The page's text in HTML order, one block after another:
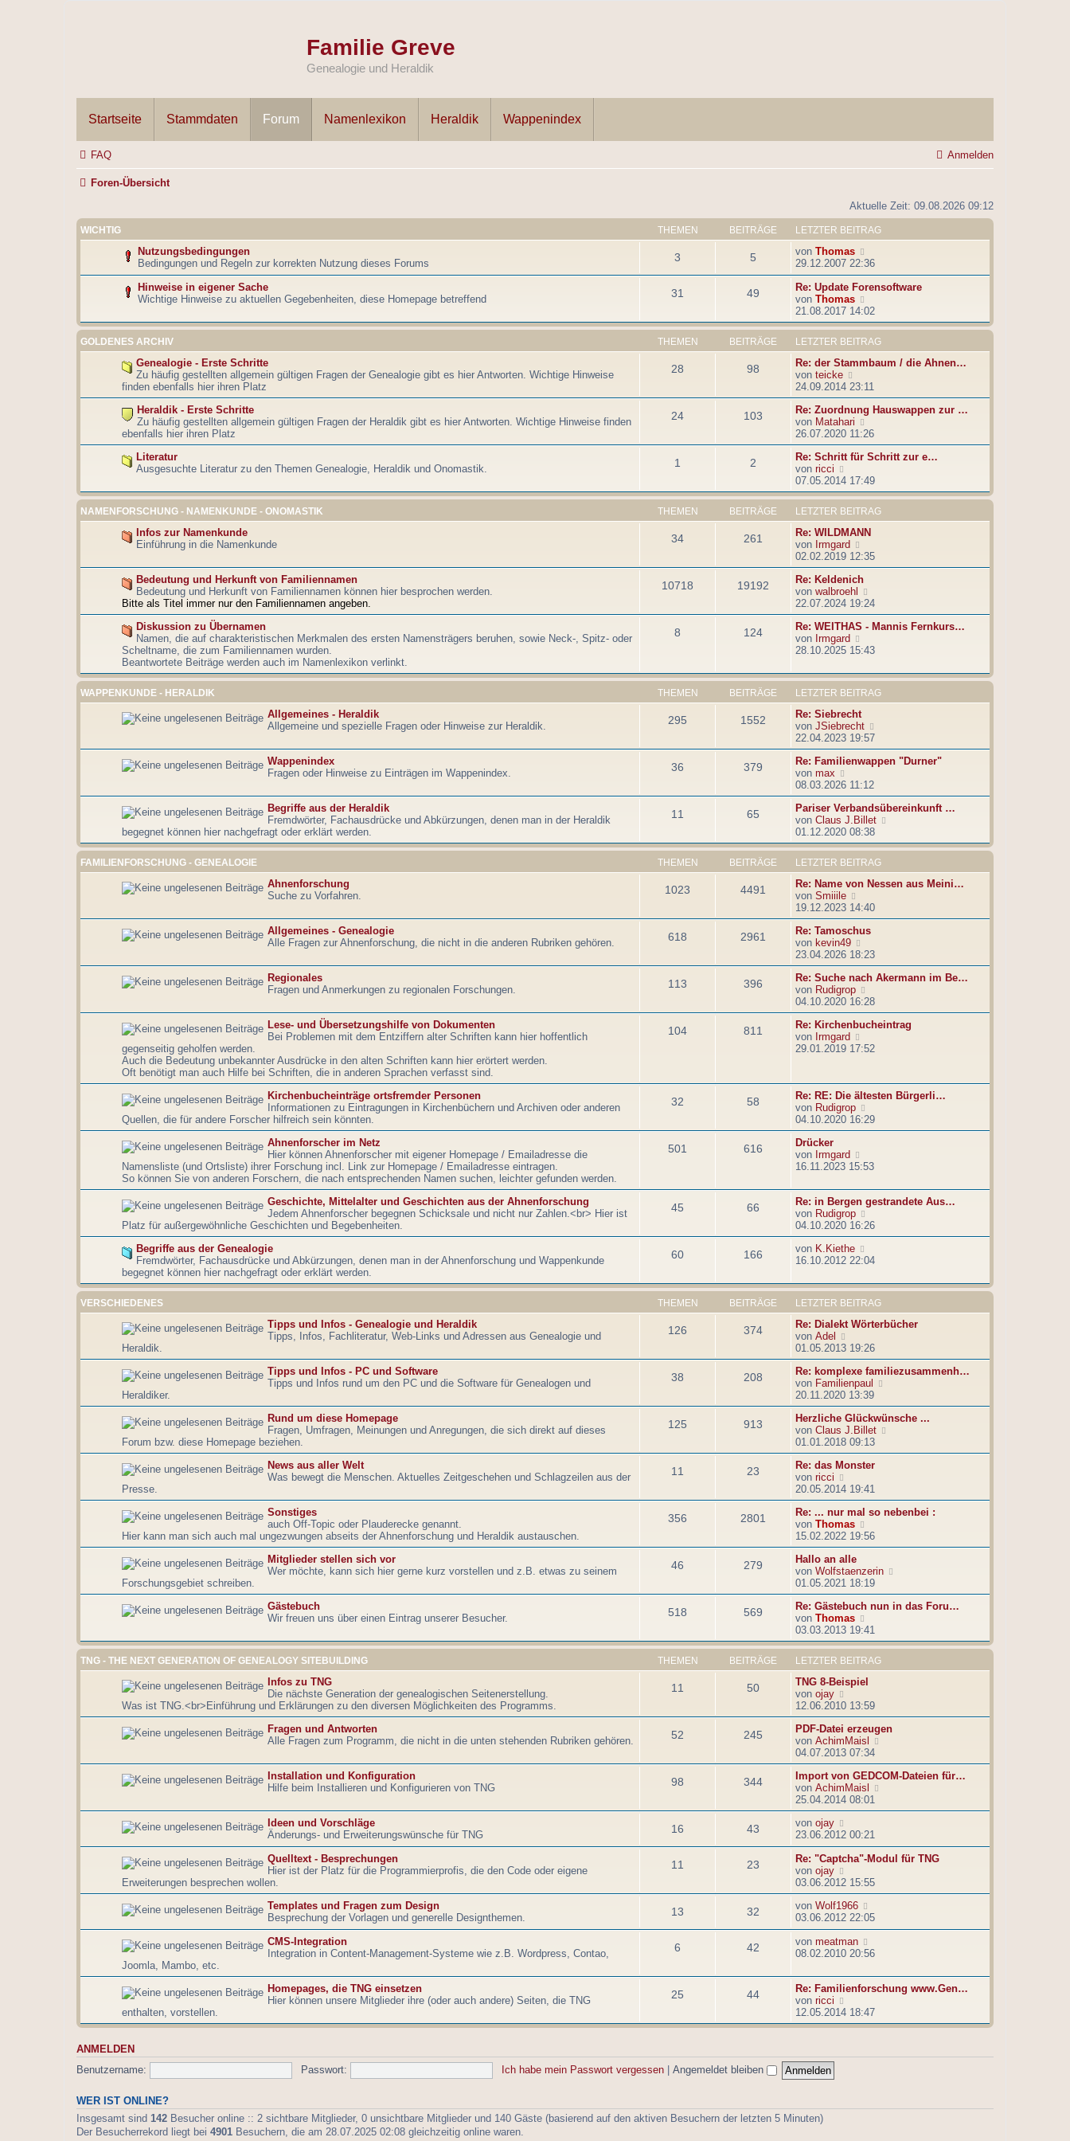
Familie Greve
Genealogie und Heraldik
Startseite Stammdaten Forum Namenlexikon Heraldik Wappenindex
FAQ Anmelden
Foren-Übersicht
Aktuelle Zeit: 09.08.2026 09:12
WICHTIG THEMEN BEITRÄGE LETZTER BEITRAG
Nutzungsbedingungen
Bedingungen und Regeln zur korrekten Nutzung dieses Forums
3 5 von Thomas
e
u
e
t
e
r
B
e
i
t
r
a
g
29.12.2007 22:36
Hinweise in eigener Sache
Wichtige Hinweise zu aktuellen Gegebenheiten, diese Homepage betreffend
31 49
Re: Update Forensoftware
von Thomas
e
u
e
s
t
e
r
B
e
i
t
r
a
21.08.2017 14:02
GOLDENES ARCHIV THEMEN BEITRÄGE LETZTER BEITRAG
Genealogie - Erste Schritte
Zu häufig gestellten allgemein gültigen Fragen der Genealogie gibt es hier Antworten. Wichtige Hinweise
finden ebenfalls hier ihren Platz
28 98
Re: der Stammbaum / die Ahnen…
von teicke
e
u
e
s
t
e
r
e
i
t
r
a
g
24.09.2014 23:11
Heraldik - Erste Schritte
Zu häufig gestellten allgemein gültigen Fragen der Heraldik gibt es hier Antworten. Wichtige Hinweise finden
ebenfalls hier ihren Platz
24 103
Re: Zuordnung Hauswappen zur …
von Matahari
e
u
e
t
e
B
e
i
t
r
26.07.2020 11:26
Literatur
Ausgesuchte Literatur zu den Themen Genealogie, Heraldik und Onomastik.
1 2
Re: Schritt für Schritt zur e…
von ricci
e
u
e
s
t
e
r
B
e
i
t
a
g
07.05.2014 17:49
NAMENFORSCHUNG - NAMENKUNDE - ONOMASTIK THEMEN BEITRÄGE LETZTER BEITRAG
Infos zur Namenkunde
Einführung in die Namenkunde
34 261
Re: WILDMANN
von Irmgard
e
u
e
s
t
e
r
e
t
r
a
02.02.2019 12:35
Bedeutung und Herkunft von Familiennamen
Bedeutung und Herkunft von Familiennamen können hier besprochen werden.
Bitte als Titel immer nur den Familiennamen angeben.
10718 19192
Re: Keldenich
von walbroehl
e
u
e
t
r
e
t
r
a
g
22.07.2024 19:24
Diskussion zu Übernamen
Namen, die auf charakteristischen Merkmalen des ersten Namensträgers beruhen, sowie Neck-, Spitz- oder
Scheltname, die zum Familiennamen wurden.
Beantwortete Beiträge werden auch im Namenlexikon verlinkt.
8 124
Re: WEITHAS - Mannis Fernkurs…
von Irmgard
e
e
s
t
r
B
e
i
t
r
a
g
28.10.2025 15:43
WAPPENKUNDE - HERALDIK THEMEN BEITRÄGE LETZTER BEITRAG
Allgemeines - Heraldik
Allgemeine und spezielle Fragen oder Hinweise zur Heraldik.
295 1552
Re: Siebrecht
von JSiebrecht
u
e
e
r
B
i
t
r
a
22.04.2023 19:57
Wappenindex
Fragen oder Hinweise zu Einträgen im Wappenindex.
36 379
Re: Familienwappen "Durner"
von max
e
u
e
s
t
e
B
e
i
t
r
a
g
08.03.2026 11:12
Begriffe aus der Heraldik
Fremdwörter, Fachausdrücke und Abkürzungen, denen man in der Heraldik
begegnet können hier nachgefragt oder erklärt werden.
11 65
Pariser Verbandsübereinkunft …
von Claus J.Billet
u
e
e
a
01.12.2020 08:38
FAMILIENFORSCHUNG - GENEALOGIE THEMEN BEITRÄGE LETZTER BEITRAG
Ahnenforschung
Suche zu Vorfahren.
1023 4491
Re: Name von Nessen aus Meini…
von Smiiile
e
u
e
s
t
e
r
B
e
i
t
r
a
19.12.2023 14:40
Allgemeines - Genealogie
Alle Fragen zur Ahnenforschung, die nicht in die anderen Rubriken gehören.
618 2961
Re: Tamoschus
von kevin49
e
u
e
s
t
e
r
e
r
a
g
23.04.2026 18:23
Regionales
Fragen und Anmerkungen zu regionalen Forschungen.
113 396
Re: Suche nach Akermann im Be…
von Rudigrop
e
u
e
t
B
e
t
r
04.10.2020 16:28
Lese- und Übersetzungshilfe von Dokumenten
Bei Problemen mit dem Entziffern alter Schriften kann hier hoffentlich
gegenseitig geholfen werden.
Auch die Bedeutung unbekannter Ausdrücke in den alten Schriften kann hier erörtert werden.
Oft benötigt man auch Hilfe bei Schriften, die in anderen Sprachen verfasst sind.
104 811
Re: Kirchenbucheintrag
von Irmgard
e
s
t
e
r
B
t
a
g
29.01.2019 17:52
Kirchenbucheinträge ortsfremder Personen
Informationen zu Eintragungen in Kirchenbüchern und Archiven oder anderen
Quellen, die für andere Forscher hilfreich sein könnten.
32 58
Re: RE: Die ältesten Bürgerli…
von Rudigrop
e
u
t
r
B
i
t
a
04.10.2020 16:29
Ahnenforscher im Netz
Hier können Ahnenforscher mit eigener Homepage / Emailadresse die
Namensliste (und Ortsliste) ihrer Forschung incl. Link zur Homepage / Emailadresse eintragen.
So können Sie von anderen Forschern, die nach entsprechenden Namen suchen, leichter gefunden werden.
501 616
Drücker
von Irmgard
e
e
s
t
e
r
B
e
t
r
a
g
16.11.2023 15:53
Geschichte, Mittelalter und Geschichten aus der Ahnenforschung
Jedem Ahnenforscher begegnen Schicksale und nicht nur Zahlen.<br> Hier ist
Platz für außergewöhnliche Geschichten und Begebenheiten.
45 66
Re: in Bergen gestrandete Aus…
von Rudigrop
e
u
s
e
B
e
i
t
r
a
g
04.10.2020 16:26
Begriffe aus der Genealogie
Fremdwörter, Fachausdrücke und Abkürzungen, denen man in der Ahnenforschung und Wappenkunde
begegnet können hier nachgefragt oder erklärt werden.
60 166 von K.Kiethe
e
e
s
t
e
r
B
e
i
t
r
a
g
16.10.2012 22:04
VERSCHIEDENES THEMEN BEITRÄGE LETZTER BEITRAG
Tipps und Infos - Genealogie und Heraldik
Tipps, Infos, Fachliteratur, Web-Links und Adressen aus Genealogie und
Heraldik.
126 374
Re: Dialekt Wörterbücher
von Adel
e
u
e
s
t
e
r
B
e
i
t
a
g
01.05.2013 19:26
Tipps und Infos - PC und Software
Tipps und Infos rund um den PC und die Software für Genealogen und
Heraldiker.
38 208
Re: komplexe familiezusammenh…
von Familienpaul
u
e
e
i
t
g
20.11.2020 13:39
Rund um diese Homepage
Fragen, Umfragen, Meinungen und Anregungen, die sich direkt auf dieses
Forum bzw. diese Homepage beziehen.
125 913
Herzliche Glückwünsche ...
von Claus J.Billet
u
e
r
i
r
g
01.01.2018 09:13
News aus aller Welt
Was bewegt die Menschen. Aktuelles Zeitgeschehen und Schlagzeilen aus der
Presse.
11 23
Re: das Monster
von ricci
e
u
e
s
e
B
e
i
t
r
a
g
20.05.2014 19:41
Sonstiges
auch Off-Topic oder Plauderecke genannt.
Hier kann man sich auch mal ungezwungen abseits der Ahnenforschung und Heraldik austauschen.
356 2801
Re: ... nur mal so nebenbei :
von Thomas
e
u
s
t
e
r
e
i
t
r
a
15.02.2022 19:56
Mitglieder stellen sich vor
Wer möchte, kann sich hier gerne kurz vorstellen und z.B. etwas zu seinem
Forschungsgebiet schreiben.
46 279
Hallo an alle
von Wolfstaenzerin
u
e
e
01.05.2021 18:19
Gästebuch
Wir freuen uns über einen Eintrag unserer Besucher.
518 569
Re: Gästebuch nun in das Foru…
von Thomas
e
u
e
s
t
e
r
B
e
i
t
r
a
g
03.03.2013 19:41
TNG - THE NEXT GENERATION OF GENEALOGY SITEBUILDING THEMEN BEITRÄGE LETZTER BEITRAG
Infos zu TNG
Die nächste Generation der genealogischen Seitenerstellung.
Was ist TNG.<br>Einführung und Erklärungen zu den diversen Möglichkeiten des Programms.
11 50
TNG 8-Beispiel
von ojay
e
u
e
s
t
e
r
B
e
i
r
a
g
12.06.2010 13:59
Fragen und Antworten
Alle Fragen zum Programm, die nicht in die unten stehenden Rubriken gehören.
52 245
PDF-Datei erzeugen
von AchimMaisl
u
e
e
e
i
a
04.07.2013 07:34
Installation und Konfiguration
Hilfe beim Installieren und Konfigurieren von TNG
98 344
Import von GEDCOM-Dateien für…
von AchimMaisl
u
t
e
e
r
25.04.2014 08:01
Ideen und Vorschläge
Änderungs- und Erweiterungswünsche für TNG
16 43 von ojay
e
u
e
e
r
B
e
i
a
g
23.06.2012 00:21
Quelltext - Besprechungen
Hier ist der Platz für die Programmierprofis, die den Code oder eigene
Erweiterungen besprechen wollen.
11 23
Re: "Captcha"-Modul für TNG
von ojay
e
u
e
s
t
e
e
i
a
03.06.2012 15:55
Templates und Fragen zum Design
Besprechung der Vorlagen und generelle Designthemen.
13 32 von Wolf1966
e
u
s
e
r
e
i
a
03.06.2012 22:05
CMS-Integration
Integration in Content-Management-Systeme wie z.B. Wordpress, Contao,
Joomla, Mambo, etc.
6 42 von meatman
e
e
s
e
r
i
g
08.02.2010 20:56
Homepages, die TNG einsetzen
Hier können unsere Mitglieder ihre (oder auch andere) Seiten, die TNG
enthalten, vorstellen.
25 44
Re: Familienforschung www.Gen…
von ricci
e
u
t
e
12.05.2014 18:47
ANMELDEN
Benutzername: Passwort: Ich habe mein Passwort vergessen | Angemeldet bleiben
WER IST ONLINE?
Insgesamt sind 142 Besucher online :: 2 sichtbare Mitglieder, 0 unsichtbare Mitglieder und 140 Gäste (basierend auf den aktiven Besuchern der letzten 5 Minuten)
Der Besucherrekord liegt bei 4901 Besuchern, die am 28.07.2025 02:08 gleichzeitig online waren.